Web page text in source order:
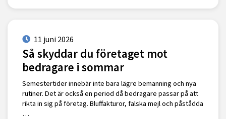
11 juni 2026
Så skyddar du företaget mot
bedragare i sommar
Semestertider innebär inte bara lägre bemanning och nya
rutiner. Det är också en period då bedragare passar på att
rikta in sig på företag. Bluffakturor, falska mejl och påstådda
…